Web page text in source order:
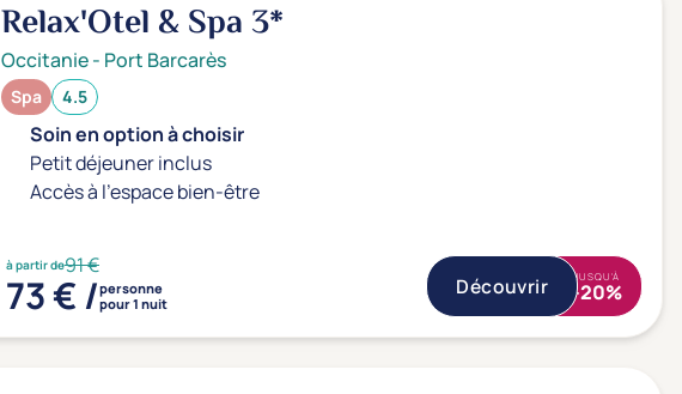
Relax'Otel & Spa 3*
Occitanie- Port Barcarès
Spa 4.5
Soin en option à choisir
Petit déjeuner inclus
Accès à l'espace bien-être
à partir de91 €
73 € /personne
pour 1 nuit
Découvrir JUSQU'À
-20%